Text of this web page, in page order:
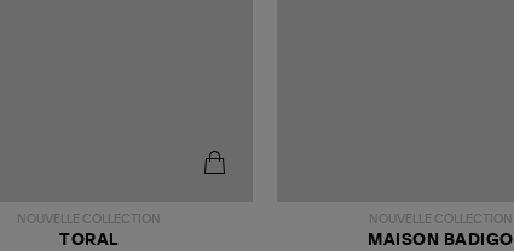
NOUVELLE COLLECTION
TORAL
NOUVELLE COLLECTION
MAISON BADIGO